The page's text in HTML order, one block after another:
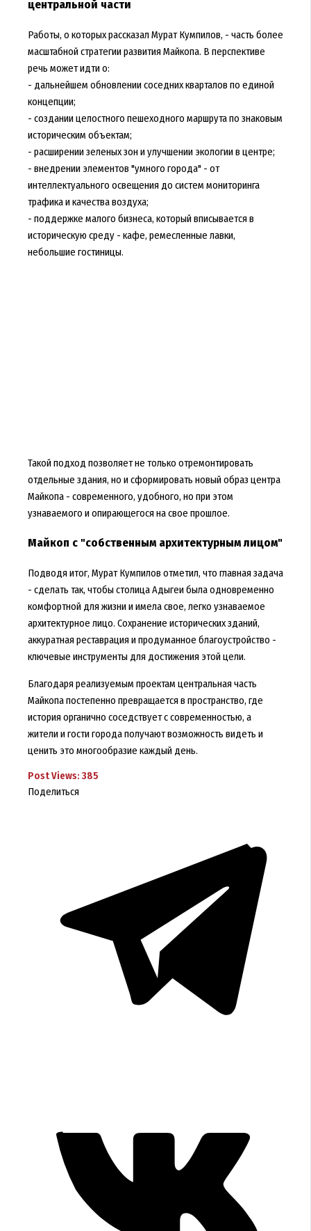
центральной части
Работы, о которых рассказал Мурат Кумпилов, - часть более
масштабной стратегии развития Майкопа. В перспективе
речь может идти о:
- дальнейшем обновлении соседних кварталов по единой
концепции;
- создании целостного пешеходного маршрута по знаковым
историческим объектам;
- расширении зеленых зон и улучшении экологии в центре;
- внедрении элементов "умного города" - от
интеллектуального освещения до систем мониторинга
трафика и качества воздуха;
- поддержке малого бизнеса, который вписывается в
историческую среду - кафе, ремесленные лавки,
небольшие гостиницы.
Такой подход позволяет не только отремонтировать
отдельные здания, но и сформировать новый образ центра
Майкопа - современного, удобного, но при этом
узнаваемого и опирающегося на свое прошлое.
Майкоп с "собственным архитектурным лицом"
Подводя итог, Мурат Кумпилов отметил, что главная задача
- сделать так, чтобы столица Адыгеи была одновременно
комфортной для жизни и имела свое, легко узнаваемое
архитектурное лицо. Сохранение исторических зданий,
аккуратная реставрация и продуманное благоустройство -
ключевые инструменты для достижения этой цели.
Благодаря реализуемым проектам центральная часть
Майкопа постепенно превращается в пространство, где
история органично соседствует с современностью, а
жители и гости города получают возможность видеть и
ценить это многообразие каждый день.
Post Views: 385
Поделиться